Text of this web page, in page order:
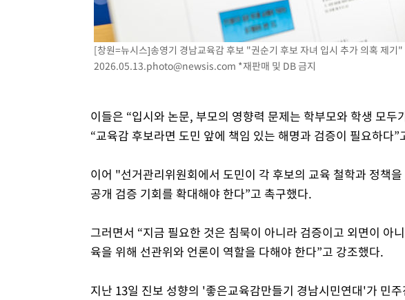
[창원=뉴시스]송영기 경남교육감 후보 "권순기 후보 자녀 입시 추가 의혹 제기
2026.05.13.photo@newsis.com *재판매 및 DB 금지
이들은 “입시와 논문, 부모의 영향력 문제는 학부모와 학생 모두
“교육감 후보라면 도민 앞에 책임 있는 해명과 검증이 필요하다”
이어 "선거관리위원회에서 도민이 각 후보의 교육 철학과 정책
공개 검증 기회를 확대해야 한다”고 촉구했다.
그러면서 “지금 필요한 것은 침묵이 아니라 검증이고 외면이 아
육을 위해 선관위와 언론이 역할을 다해야 한다”고 강조했다.
지난 13일 진보 성향의 '좋은교육감만들기 경남시민연대'가 민